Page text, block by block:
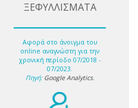
ΞΕΦΥΛΛΙΣΜΑΤΑ
Αφορά στο άνοιγμα του
online αναγνώστη για την
χρονική περίοδο 07/2018 -
07/2023.
Πηγή: Google Analytics.